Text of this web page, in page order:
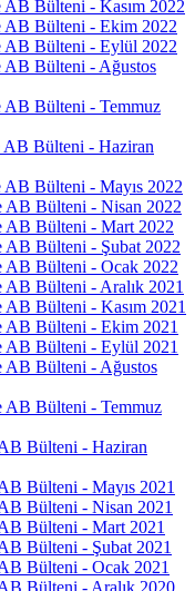
AB Bülteni - Kasım 2022
AB Bülteni - Ekim 2022
AB Bülteni - Eylül 2022
AB Bülteni - Ağustos
AB Bülteni - Temmuz
AB Bülteni - Haziran
AB Bülteni - Mayıs 2022
AB Bülteni - Nisan 2022
AB Bülteni - Mart 2022
AB Bülteni - Şubat 2022
AB Bülteni - Ocak 2022
AB Bülteni - Aralık 2021
AB Bülteni - Kasım 2021
AB Bülteni - Ekim 2021
AB Bülteni - Eylül 2021
AB Bülteni - Ağustos
AB Bülteni - Temmuz
Bülteni - Haziran
Bülteni - Mayıs 2021
Bülteni - Nisan 2021
Bülteni - Mart 2021
Bülteni - Şubat 2021
Bülteni - Ocak 2021
Bülteni - Aralık 2020